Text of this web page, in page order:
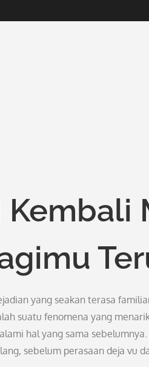
yang seakan terasa
suatu fenomena yang
hal yang sama
sebelum perasaan deja vu